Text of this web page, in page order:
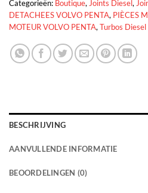
Categorieën: Boutique, Joints Diesel,
DETACHEES VOLVO PENTA, PIÈCES
MOTEUR VOLVO PENTA, Turbos Diesel
BESCHRIJVING
AANVULLENDE INFORMATIE
BEOORDELINGEN (0)